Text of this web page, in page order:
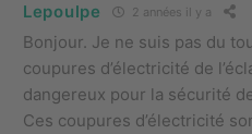
Lepoulpe 2 années il y a
Bonjour. Je ne suis pas du
coupures d’électricité de
dangereux pour la sécurité
Ces coupures d’électricité